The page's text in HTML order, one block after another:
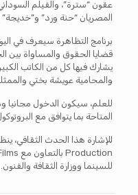
عقون “سترة”، والفيلم
المصريان “حنة ورد”
قضايا الحقوق والمساواة بين
يشارك فيها كل من الكاتب
والمحامية عويشة بختي
للعلم، سيكون الدخول مجانيا
المتاحة بما يتوافق مع
للسينما ووزارة الثقافة والفنون.